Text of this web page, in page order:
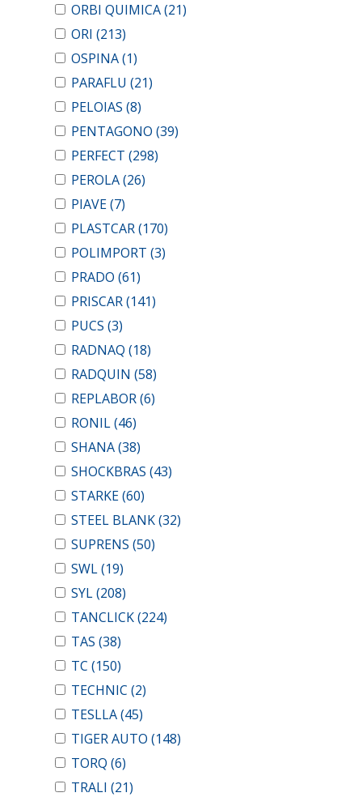
ORBI QUIMICA(21)
ORI (213)
OSPINA(1)
PARAFLU (21)
PELOIAS (8)
PENTAGONO (39)
PERFECT (298)
PEROLA(26)
PIAVE(7)
PLASTCAR(170)
POLIMPORT (3)
PRADO (61)
PRISCAR(141)
PUCS (3)
RADNAQ (18)
RADQUIN (58)
REPLABOR(6)
RONIL(46)
SHANA(38)
SHOCKBRAS (43)
STARKE(60)
STEEL BLANK(32)
SUPRENS (50)
SWL(19)
SYL(208)
TANCLICK(224)
TAS (38)
TC (150)
TECHNIC (2)
TESLLA(45)
TIGER AUTO (148)
TORQ (6)
TRALI (21)